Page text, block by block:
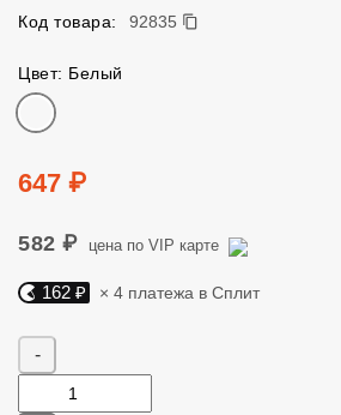
Код товара:
92835
92835
Цвет: Белый
Цвет
Цена
647 ₽
582 ₽ цена по VIP карте
Яндекс Сплит. 162 руб, 4 платежа в Сплит
162 ₽ × 4 платежа в Сплит